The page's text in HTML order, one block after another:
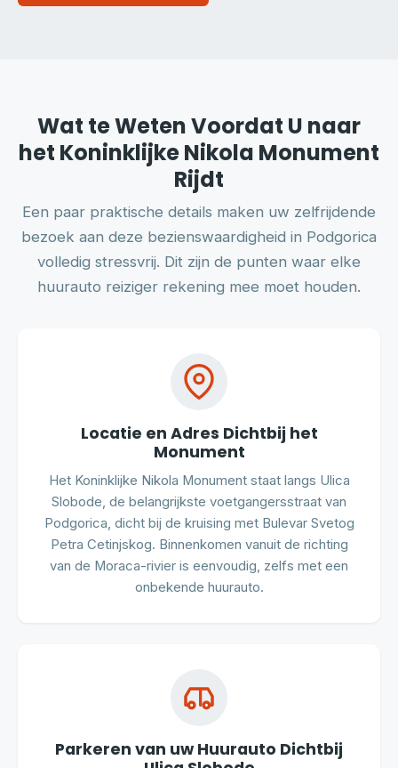
Wat te Weten Voordat U naar
het Koninklijke Nikola Monument
Rijdt
Een paar praktische details maken uw zelfrijdende
bezoek aan deze bezienswaardigheid in Podgorica
volledig stressvrij. Dit zijn de punten waar elke
huurauto reiziger rekening mee moet houden.
Locatie en Adres Dichtbij het
Monument
Het Koninklijke Nikola Monument staat langs Ulica
Slobode, de belangrijkste voetgangersstraat van
Podgorica, dicht bij de kruising met Bulevar Svetog
Petra Cetinjskog. Binnenkomen vanuit de richting
van de Moraca-rivier is eenvoudig, zelfs met een
onbekende huurauto.
Parkeren van uw Huurauto Dichtbij